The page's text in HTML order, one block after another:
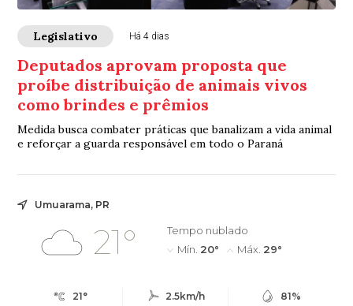
Legislativo Há 4 dias
Deputados aprovam proposta que
proíbe distribuição de animais vivos
como brindes e prêmios
Medida busca combater práticas que banalizam a vida animal
e reforçar a guarda responsável em todo o Paraná
Umuarama, PR
21°
Tempo nublado
Mín. 20° Máx. 29°
21° 2.5km/h 81%